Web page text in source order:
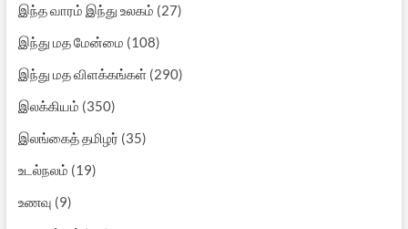
இந்த வாரம் இந்து உலகம் (27)
இந்து மத மேன்மை (108)
இந்து மத விளக்கங்கள்(290)
இலக்கியம் (350)
இலங்கைத் தமிழர் (35)
உடல்நலம் (19)
உணவு (9)